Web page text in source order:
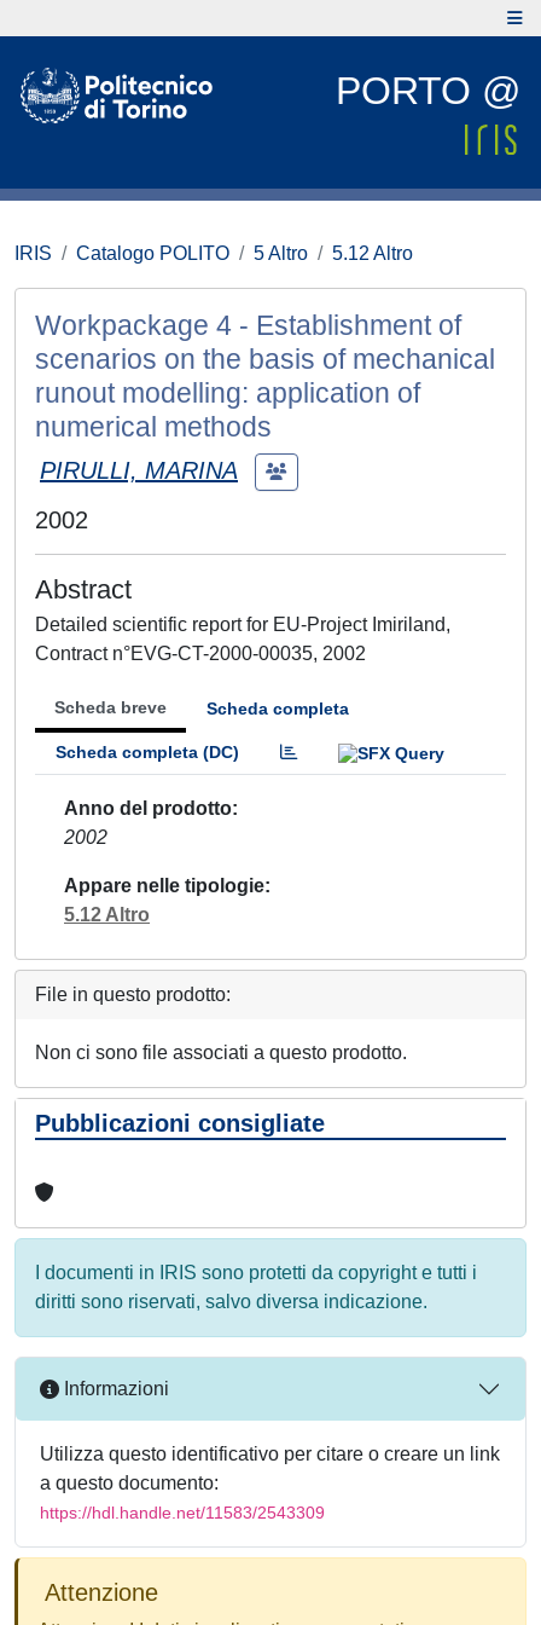
PORTO @
IRIS Catalogo POLITO 5 Altro 5.12 Altro
Workpackage 4 - Establishment of
scenarios on the basis of mechanical
runout modelling: application of
numerical methods
PIRULLI, MARINA
2002
Abstract
Detailed scientific report for EU-Project Imiriland,
Contract n°EVG-CT-2000-00035, 2002
Scheda breve Scheda completa
Scheda completa (DC)
Anno del prodotto
2002
Appare nelle tipologie
5.12 Altro
File in questo prodotto:
Non ci sono file associati a questo prodotto.
Pubblicazioni consigliate
I documenti in IRIS sono protetti da copyright e tutti i
diritti sono riservati, salvo diversa indicazione.
Informazioni
Utilizza questo identificativo per citare o creare un link
a questo documento:
https://hdl.handle.net/11583/2543309
Attenzione